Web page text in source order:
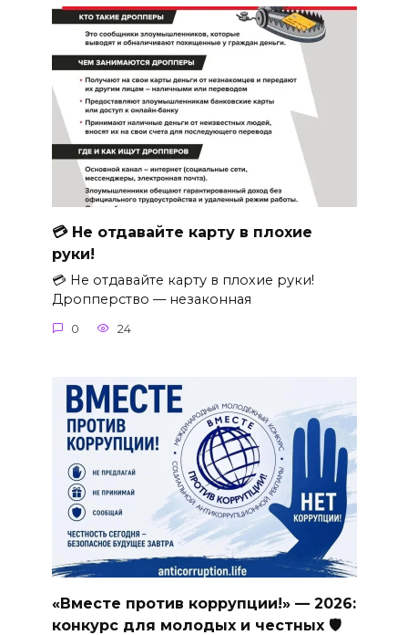
💳 Не отдавайте карту в плохие
руки!
💳 Не отдавайте карту в плохие руки!
Дропперство — незаконная
0 24
«Вместе против коррупции!» — 2026:
конкурс для молодых и честных 🛡